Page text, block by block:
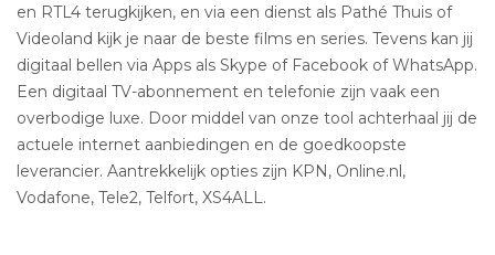
en RTL4 terugkijken, en via een dienst als Pathé Thuis of
Videoland kijk je naar de beste films en series. Tevens kan jij
digitaal bellen via Apps als Skype of Facebook of WhatsApp.
Een digitaal TV-abonnement en telefonie zijn vaak een
overbodige luxe. Door middel van onze tool achterhaal jij de
actuele internet aanbiedingen en de goedkoopste
leverancier. Aantrekkelijk opties zijn KPN, Online.nl,
Vodafone, Tele2, Telfort, XS4ALL.